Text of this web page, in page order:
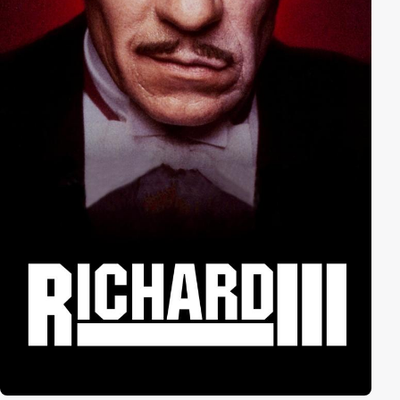
handeln und Anthony Royal zu stürzen, muss sich der
junge Doktor entscheiden: Auf welcher Seite steht er?